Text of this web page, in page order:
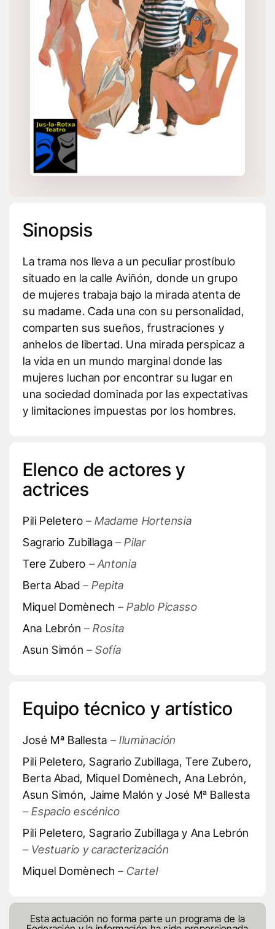
Sinopsis
La trama nos lleva a un peculiar prostíbulo
situado en la calle Aviñón, donde un grupo
de mujeres trabaja bajo la mirada atenta de
su madame. Cada una con su personalidad,
comparten sus sueños, frustraciones y
anhelos de libertad. Una mirada perspicaz a
la vida en un mundo marginal donde las
mujeres luchan por encontrar su lugar en
una sociedad dominada por las expectativas
y limitaciones impuestas por los hombres.
Elenco de actores y
actrices
Pili Peletero – Madame Hortensia
Sagrario Zubillaga – Pilar
Tere Zubero – Antonia
Berta Abad – Pepita
Miquel Domènech – Pablo Picasso
Ana Lebrón – Rosita
Asun Simón – Sofía
Equipo técnico y artístico
José Mª Ballesta – Iluminación
Pili Peletero, Sagrario Zubillaga, Tere Zubero,
Berta Abad, Miquel Domènech, Ana Lebrón,
Asun Simón, Jaime Malón y José Mª Ballesta
– Espacio escénico
Pili Peletero, Sagrario Zubillaga y Ana Lebrón
– Vestuario y caracterización
Miquel Domènech – Cartel
Esta actuación no forma parte un programa de la